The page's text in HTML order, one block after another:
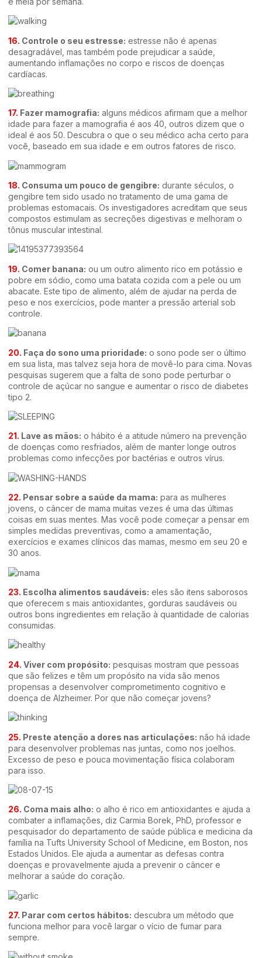
16. Controle o seu estresse: estresse não é apenas
desagradável, mas também pode prejudicar a saúde,
aumentando inflamações no corpo e riscos de doenças
cardíacas.
17. Fazer mamografia: alguns médicos afirmam que a melhor
idade para fazer a mamografia é aos 40, outros dizem que o
ideal é aos 50. Descubra o que o seu médico acha certo para
você, baseado em sua idade e em outros fatores de risco.
18. Consuma um pouco de gengibre: durante séculos, o
gengibre tem sido usado no tratamento de uma gama de
problemas estomacais. Os investigadores acreditam que seus
compostos estimulam as secreções digestivas e melhoram o
tônus muscular intestinal.
19. Comer banana: ou um outro alimento rico em potássio e
pobre em sódio, como uma batata cozida com a pele ou um
abacate. Este tipo de alimento, além de ajudar na perda de
peso e nos exercícios, pode manter a pressão arterial sob
controle.
20. Faça do sono uma prioridade: o sono pode ser o último
em sua lista, mas talvez seja hora de movê-lo para cima. Novas
pesquisas sugerem que a falta de sono pode perturbar o
controle de açúcar no sangue e aumentar o risco de diabetes
tipo 2.
21. Lave as mãos: o hábito é a atitude número na prevenção
de doenças como resfriados, além de manter longe outros
problemas como infecções por bactérias e outros vírus.
22. Pensar sobre a saúde da mama: para as mulheres
jovens, o câncer de mama muitas vezes é uma das últimas
coisas em suas mentes. Mas você pode começar a pensar em
simples medidas preventivas, como a amamentação,
exercícios e exames clínicos das mamas, mesmo em seu 20 e
30 anos.
23. Escolha alimentos saudáveis: eles são itens saborosos
que oferecem s mais antioxidantes, gorduras saudáveis ou
outros bons ingredientes em relação à quantidade de calorias
consumidas.
24. Viver com propósito: pesquisas mostram que pessoas
que são felizes e têm um propósito na vida são menos
propensas a desenvolver comprometimento cognitivo e
doença de Alzheimer. Por que não começar jovens?
25. Preste atenção a dores nas articulações: não há idade
para desenvolver problemas nas juntas, como nos joelhos.
Excesso de peso e pouca movimentação física colaboram
para isso.
26. Coma mais alho: o alho é rico em antioxidantes e ajuda a
combater a inflamações, diz Carmia Borek, PhD, professor e
pesquisador do departamento de saúde pública e medicina da
família na Tufts University School of Medicine, em Boston, nos
Estados Unidos. Ele ajuda a aumentar as defesas contra
doenças e provavelmente ajuda a prevenir o câncer e
melhorar a saúde do coração.
27. Parar com certos hábitos: descubra um método que
funciona melhor para você largar o vício de fumar para
sempre.